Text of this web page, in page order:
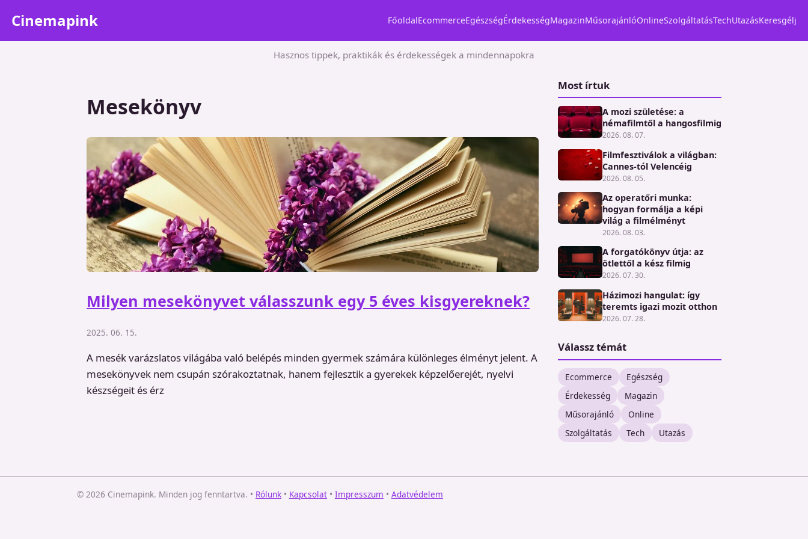
Cinemapink FőoldalEcommerceEgészségÉrdekességMagazinMűsorajánlóOnlineSzolgáltatásTechUtazásKeresgélj
Hasznos tippek, praktikák és érdekességek a mindennapokra
Mesekönyv
Milyen mesekönyvet válasszunk egy 5 éves kisgyereknek?
2025. 06. 15.
A mesék varázslatos világába való belépés minden gyermek számára különleges élményt jelent. A
mesekönyvek nem csupán szórakoztatnak, hanem fejlesztik a gyerekek képzelőerejét, nyelvi
készségeit és érz
Most írtuk
A mozi születése: a
némafilmtől a hangosfilmig
2026. 08. 07.
Filmfesztiválok a világban:
Cannes-tól Velencéig
2026. 08. 05.
Az operatőri munka:
hogyan formálja a képi
világ a filmélményt
2026. 08. 03.
A forgatókönyv útja: az
ötlettől a kész filmig
2026. 07. 30.
Házimozi hangulat: így
teremts igazi mozit otthon
2026. 07. 28.
Válassz témát
Ecommerce
Egészség
Érdekesség
Magazin
Műsorajánló
Online
Szolgáltatás
Tech Utazás
© 2026 Cinemapink. Minden jog fenntartva. • Rólunk • Kapcsolat • Impresszum • Adatvédelem